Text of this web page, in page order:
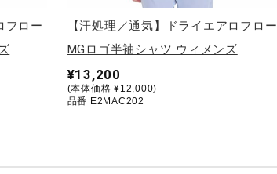
フロー
【汗処理／通気】ドライエアロフロー
MGロゴ半袖シャツ ウィメンズ
¥13,200
(本体価格 ¥12,000)
品番 E2MAC202